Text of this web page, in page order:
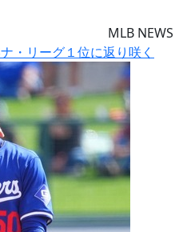
MLB NEWS
・リーグ１位に返り咲く